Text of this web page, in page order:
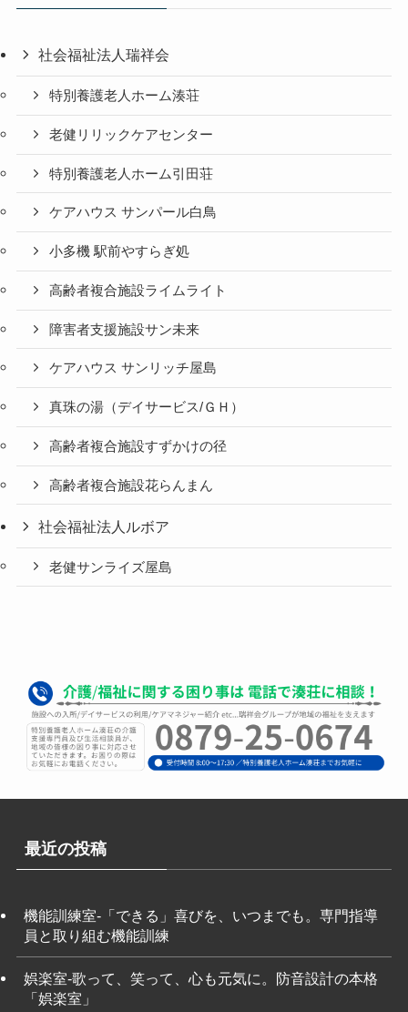
社会福祉法人瑞祥会
特別養護老人ホーム湊荘
老健リリックケアセンター
特別養護老人ホーム引田荘
ケアハウス サンパール白鳥
小多機 駅前やすらぎ処
高齢者複合施設ライムライト
障害者支援施設サン未来
ケアハウス サンリッチ屋島
真珠の湯（デイサービス/ＧＨ）
高齢者複合施設すずかけの径
高齢者複合施設花らんまん
社会福祉法人ルボア
老健サンライズ屋島
最近の投稿
機能訓練室-「できる」喜びを、いつまでも。専門指導
員と取り組む機能訓練
娯楽室-歌って、笑って、心も元気に。防音設計の本格
「娯楽室」